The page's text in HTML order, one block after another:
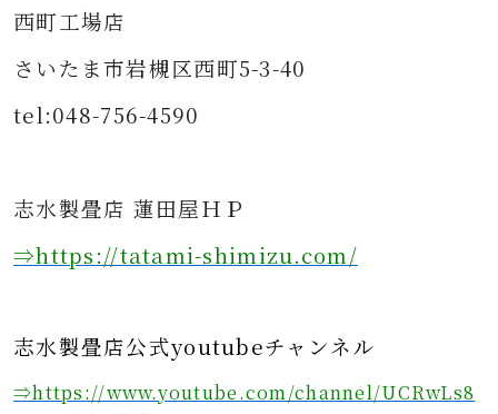
西町工場店
さいたま市岩槻区西町5-3-40
tel:048-756-4590
志水製畳店 蓮田屋ＨＰ
⇒https://tatami-shimizu.com/
志水製畳店公式youtubeチャンネル
⇒https://www.youtube.com/channel/UCRwLs8